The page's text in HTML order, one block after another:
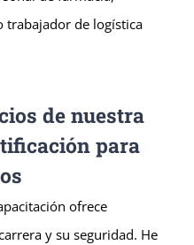
de logística
de nuestra
para
ofrece
y su seguridad. He